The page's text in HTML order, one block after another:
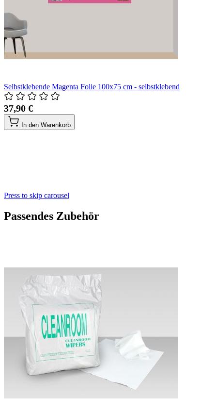
Selbstklebende Magenta Folie 100x75 cm - selbstklebend
37,90 €
In den Warenkorb
Press to skip carousel
Passendes Zubehör